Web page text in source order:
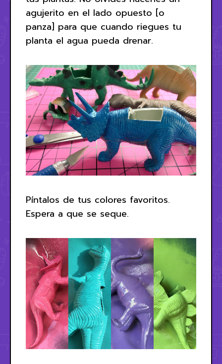
agujerito en el lado opuesto [o
panza] para que cuando riegues tu
planta el agua pueda drenar.
Píntalos de tus colores favoritos.
Espera a que se seque.